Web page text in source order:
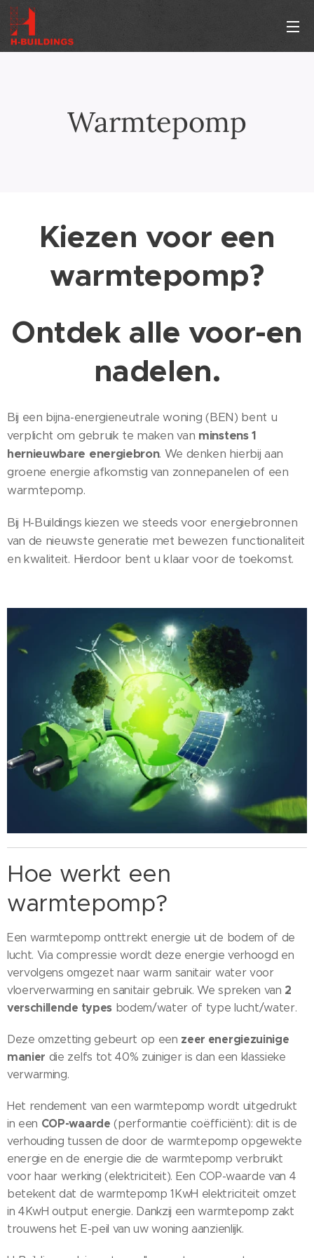
Warmtepomp
Kiezen voor een
warmtepomp?
Ontdek alle voor-en
nadelen.
Bij een bijna-energieneutrale woning (BEN) bent u
verplicht om gebruik te maken van minstens 1
hernieuwbare energiebron. We denken hierbij aan
groene energie afkomstig van zonnepanelen of een
warmtepomp.
Bij H-Buildings kiezen we steeds voor energiebronnen
van de nieuwste generatie met bewezen functionaliteit
en kwaliteit. Hierdoor bent u klaar voor de toekomst.
Hoe werkt een
warmtepomp?
Een warmtepomp onttrekt energie uit de bodem of de
lucht. Via compressie wordt deze energie verhoogd en
vervolgens omgezet naar warm sanitair water voor
vloerverwarming en sanitair gebruik. We spreken van 2
verschillende typesbodem/water of type lucht/water.
Deze omzetting gebeurt op een zeer energiezuinige
manier die zelfs tot 40% zuiniger is dan een klassieke
verwarming.
Het rendement van een warmtepomp wordt uitgedrukt
in een COP-waarde (performantie coëfficiënt): dit is de
verhouding tussen de door de warmtepomp opgewekte
energie en de energie die de warmtepomp verbruikt
voor haar werking (elektriciteit). Een COP-waarde van 4
betekent dat de warmtepomp 1KwH elektriciteit omzet
in 4KwH output energie. Dankzij een warmtepomp zakt
trouwens het E-peil van uw woning aanzienlijk.